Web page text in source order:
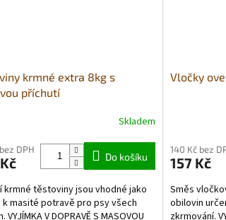
krmné extra 8kg s
příchutí
Skladem
DPH
Do košíku
krmné těstoviny jsou vhodné jako
k masité potravě pro psy všech
VYJÍMKA V DOPRAVĚ S MASOVOU
Vločky
140 Kč bez
157 Kč
Směs
obilovin
zkrmování.